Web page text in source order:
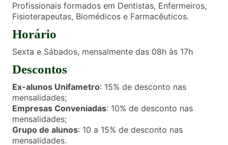
Profissionais formados em Dentistas, Enfermeiros,
Fisioterapeutas, Biomédicos e Farmacêuticos.
Horário
Sexta e Sábados, mensalmente das 08h às 17h
Descontos
Ex-alunos Unifametro: 15% de desconto nas
mensalidades;
Empresas Conveniadas: 10% de desconto nas
mensalidades;
Grupo de alunos: 10 a 15% de desconto nas
mensalidades.